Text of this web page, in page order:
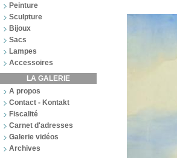
Peinture
Sculpture
Bijoux
Sacs
Lampes
Accessoires
LA GALERIE
A propos
Contact - Kontakt
Fiscalité
Carnet d'adresses
Galerie vidéos
Archives